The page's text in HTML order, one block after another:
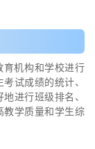
育机构和学校进行
试成绩的统计、
进行班级排名、
教学质量和学生综